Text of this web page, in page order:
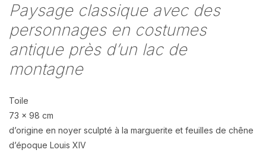
Paysage classique avec des
personnages en costumes
antique près d’un lac de
montagne
Toile
73 x 98 cm
d’origine en noyer sculpté à la marguerite et feuilles de chêne
d’époque Louis XIV